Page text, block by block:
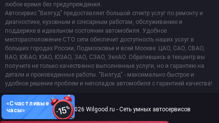
любое время без предупреждения.
Автосервис "Вилгуд" предоставляет большой спектр услуг по ремонту и
диагностике, кузовным и слесарным работам, обслуживанию и
поддержке в идеальном состоянии автомобиля. Удобное
месторасположение СТО сети обеспечит доступность наших услуг в
больших городах России, Подмосковье и всей Москве: ЦАО, САО, СВАО,
ВАО, ЮВАО, ЮАО, ЮЗАО, ЗАО, СЗАО, ЗелАО. Обратившись в техцентр вы
получите не только качественно выполненные услуги, но и гарантию на
детали и произведенные работы. "Вилгуд" - максимально быстрое и
удобное решение проблем и неполадок автомобиля с гарантией качества!
Copyright 2011-2026 Wilgood.ru - Сеть умных автосервисов
«Счастливые
часы»